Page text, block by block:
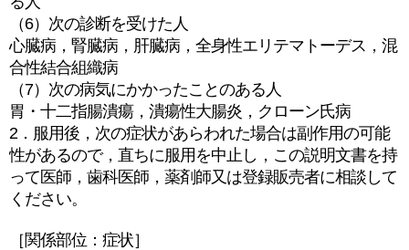
（6）次の診断を受けた人
心臓病，腎臓病，肝臓病，全身性エリテマトーデス，混
合性結合組織病
（7）次の病気にかかったことのある人
胃・十二指腸潰瘍，潰瘍性大腸炎，クローン氏病
2．服用後，次の症状があらわれた場合は副作用の可能
性があるので，直ちに服用を中止し，この説明文書を持
って医師，歯科医師，薬剤師又は登録販売者に相談して
ください。
［関係部位：症状］